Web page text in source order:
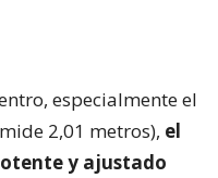
especialmente el
2,01 metros), el
y ajustado